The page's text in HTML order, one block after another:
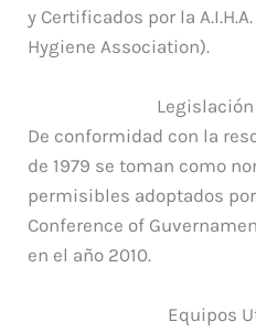
y Certificados por la
Hygiene Association).
De conformidad con la
de 1979 se toman como
permisibles adoptados
Conference of
en el año 2010.
Equipos